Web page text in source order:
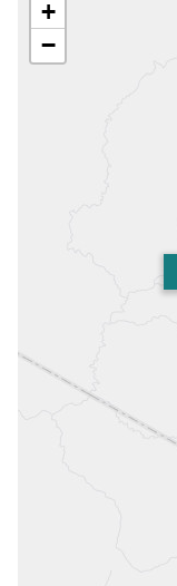
+
−